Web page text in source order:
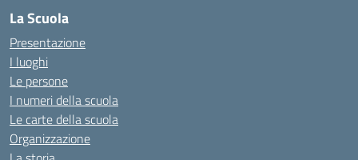
La Scuola
Presentazione
I luoghi
Le persone
I numeri della scuola
Le carte della scuola
Organizzazione